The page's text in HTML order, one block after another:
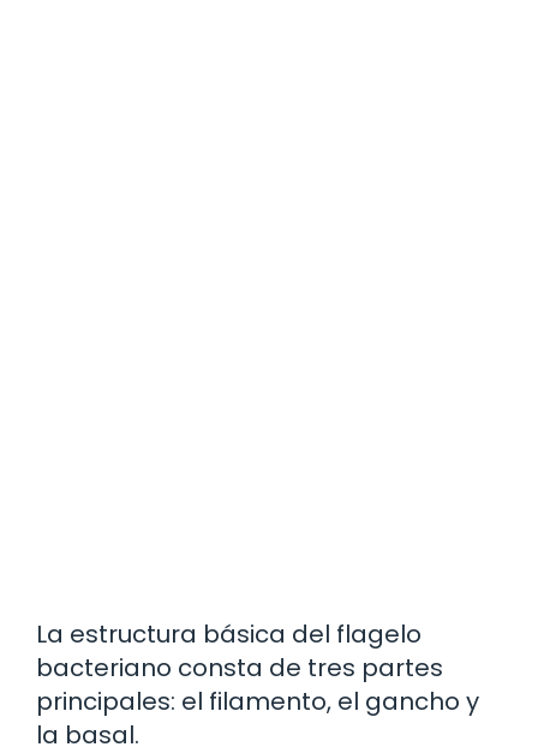
La estructura básica del flagelo
bacteriano consta de tres partes
principales: el filamento, el gancho y
la basal.